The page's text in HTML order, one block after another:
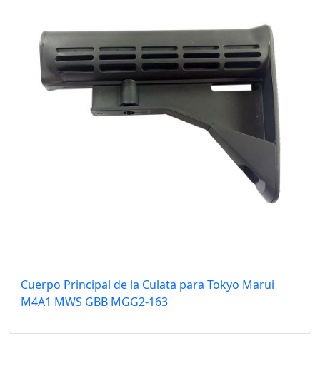
Cuerpo Principal de la Culata para Tokyo Marui
M4A1 MWS GBB MGG2-163